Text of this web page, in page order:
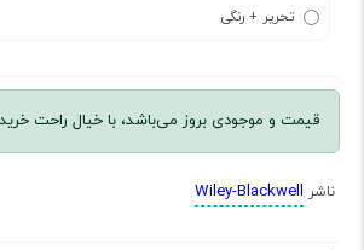
تحریر + رنگی
قیمت و موجودی بروز می‌باشد، با خیال راحت
ناشر Wiley-Blackwell